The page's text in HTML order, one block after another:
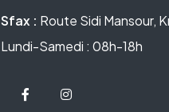
Sfax : Route Sidi Mansour,
Lundi-Samedi : 08h-18h